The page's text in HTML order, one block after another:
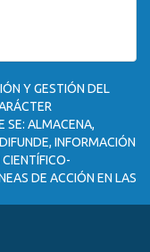
Y GESTIÓN DEL
SE: ALMACENA,
INFORMACIÓN
DE ACCIÓN EN LAS